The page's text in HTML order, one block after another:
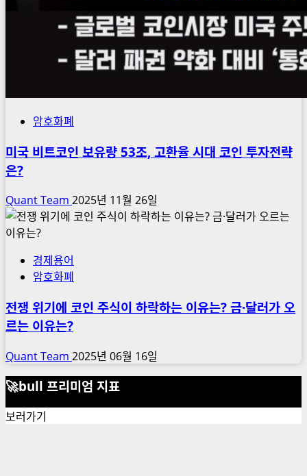
암호화폐
미국 비트코인 보유량 53조, 고환율 시대 코인 투자전략
은?
Quant Team 2025년 11월 26일
경제용어
암호화폐
전쟁 위기에 코인 주식이 하락하는 이유는? 금·달러가 오
르는 이유는?
Quant Team 2025년 06월 16일
🚀bull 프리미엄 지표
보러가기